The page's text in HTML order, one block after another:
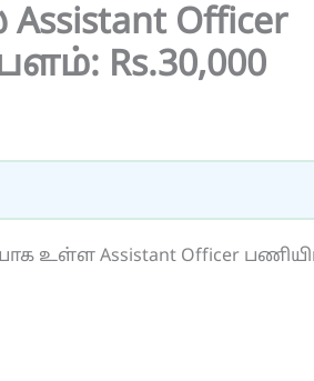
Officer
Rs.30,000
உள்ள Assistant Officer